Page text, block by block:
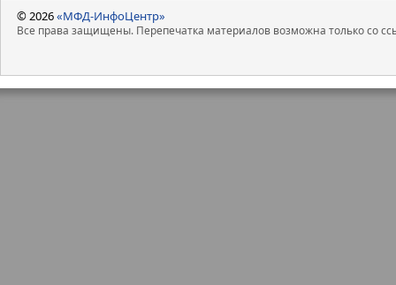
© 2026«МФД-ИнфоЦентр»
Все права защищены. Перепечатка материалов возможна только со